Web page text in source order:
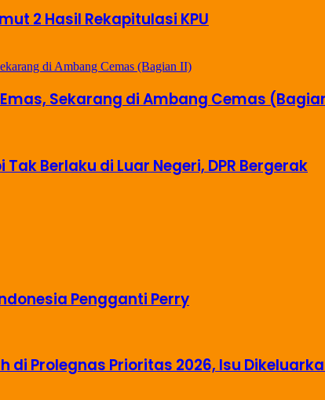
2 Hasil Rekapitulasi KPU
Sekarang di Ambang Cemas
Berlaku di Luar Negeri, DPR Bergerak
Pengganti Perry
di Prolegnas Prioritas 2026, Isu